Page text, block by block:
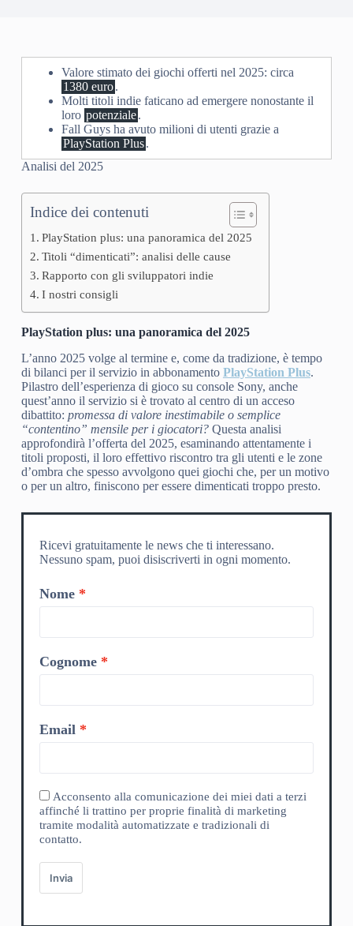
Valore stimato dei giochi offerti nel 2025: circa
1380 euro.
Molti titoli indie faticano ad emergere nonostante il
loro potenziale.
Fall Guys ha avuto milioni di utenti grazie a
PlayStation Plus.
Analisi del 2025
Indice dei contenuti
PlayStation plus: una panoramica del 2025
Titoli “dimenticati”: analisi delle cause
Rapporto con gli sviluppatori indie
I nostri consigli
PlayStation plus: una panoramica del 2025
L’anno 2025 volge al termine e, come da tradizione, è tempo
di bilanci per il servizio in abbonamento PlayStation Plus.
Pilastro dell’esperienza di gioco su console Sony, anche
quest’anno il servizio si è trovato al centro di un acceso
dibattito: promessa di valore inestimabile o semplice
“contentino” mensile per i giocatori?Questa analisi
approfondirà l’offerta del 2025, esaminando attentamente i
titoli proposti, il loro effettivo riscontro tra gli utenti e le zone
d’ombra che spesso avvolgono quei giochi che, per un motivo
o per un altro, finiscono per essere dimenticati troppo presto.
Ricevi gratuitamente le news che ti interessano.
Nessuno spam, puoi disiscriverti in ogni momento.
Nome
Cognome
Email
Acconsento alla comunicazione dei miei dati a terzi
affinché li trattino per proprie finalità di marketing
tramite modalità automatizzate e tradizionali di
contatto.
Invia